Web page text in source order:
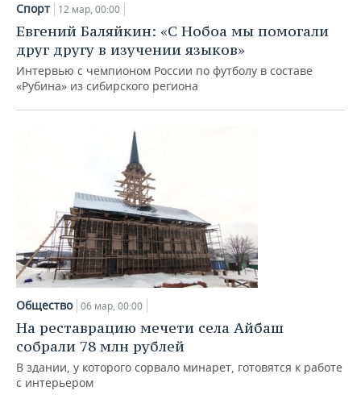
Спорт 12 мар, 00:00
Евгений Баляйкин: «С Нобоа мы помогали
друг другу в изучении языков»
Интервью с чемпионом России по футболу в составе
«Рубина» из сибирского региона
Общество 06 мар, 00:00
На реставрацию мечети села Айбаш
собрали 78 млн рублей
В здании, у которого сорвало минарет, готовятся к работе
с интерьером